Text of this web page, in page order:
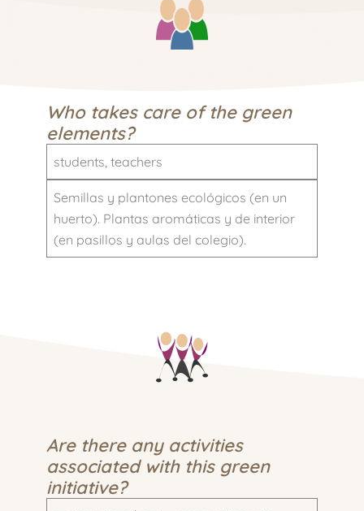
Who takes care of the green
elements?
students, teachers
Semillas y plantones ecológicos (en un
huerto). Plantas aromáticas y de interior
(en pasillos y aulas del colegio).
Are there any activities
associated with this green
initiative?